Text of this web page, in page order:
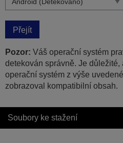
Přejít
Pozor: Váš operační systém
detekován správně. Je
operační systém z výše
zobrazoval kompatibilní obsah.
Soubory ke stažení